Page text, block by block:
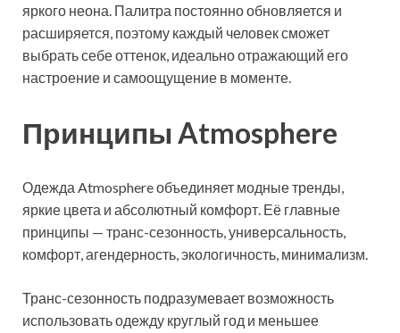
яркого неона. Палитра постоянно обновляется и
расширяется, поэтому каждый человек сможет
выбрать себе оттенок, идеально отражающий его
настроение и самоощущение в моменте.
Принципы Atmosphere
Одежда Atmosphere объединяет модные тренды,
яркие цвета и абсолютный комфорт. Её главные
принципы — транс-сезонность, универсальность,
комфорт, агендерность, экологичность, минимализм.
Транс-сезонность подразумевает возможность
использовать одежду круглый год и меньшее